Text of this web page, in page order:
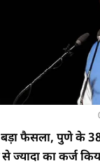
फैसला, पुणे के
ज्यादा का कर्ज